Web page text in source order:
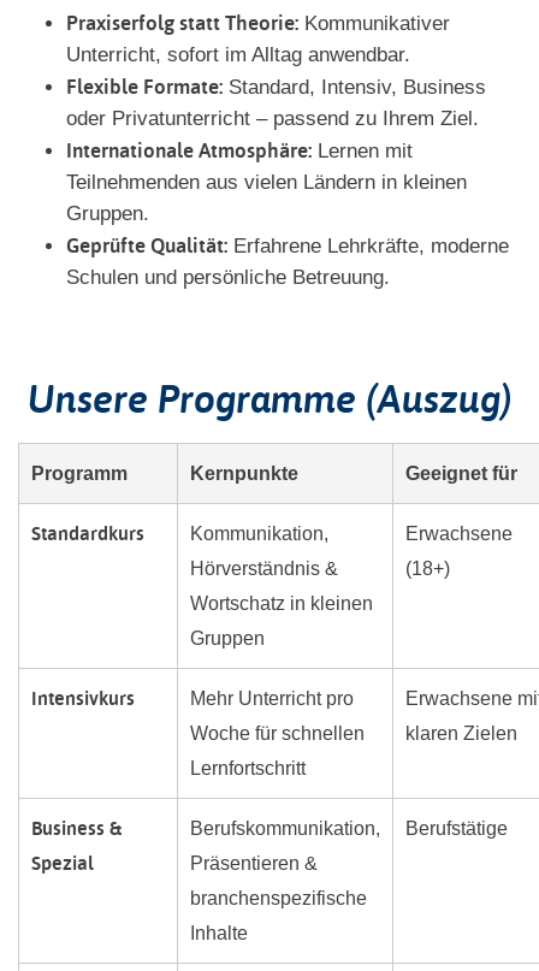
Praxiserfolg statt Theorie: Kommunikativer
Unterricht, sofort im Alltag anwendbar.
Flexible Formate: Standard, Intensiv, Business
oder Privatunterricht – passend zu Ihrem Ziel.
Internationale Atmosphäre: Lernen mit
Teilnehmenden aus vielen Ländern in kleinen
Gruppen.
Geprüfte Qualität: Erfahrene Lehrkräfte, moderne
Schulen und persönliche Betreuung.
Unsere Programme (Auszug)
Programm Kernpunkte Geeignet für
Standardkurs
Kommunikation,
Hörverständnis &
Wortschatz in kleinen
Gruppen
Erwachsene
(18+)
Intensivkurs
Mehr Unterricht pro
Woche für schnellen
Lernfortschritt
Erwachsene
klaren Zielen
Business &
Spezial
Berufskommunikation,
Präsentieren &
branchenspezifische
Inhalte
Berufstätige